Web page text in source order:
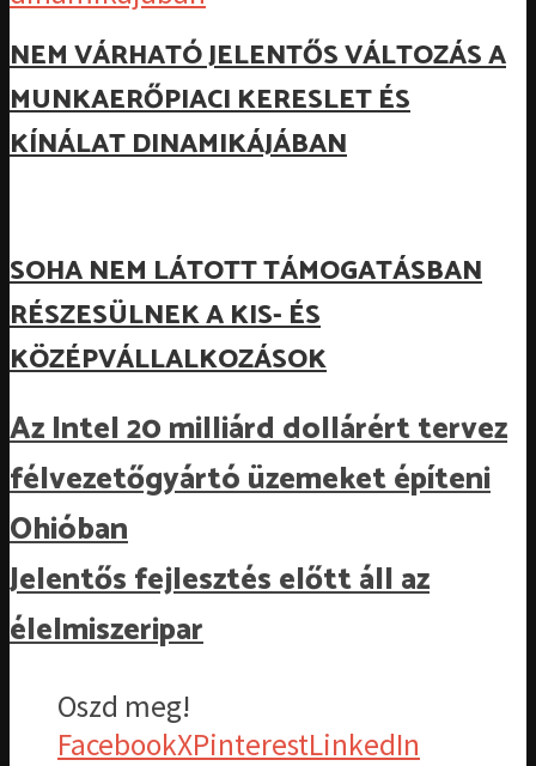
NEM VÁRHATÓ JELENTŐS VÁLTOZÁS A
MUNKAERŐPIACI KERESLET ÉS
KÍNÁLAT DINAMIKÁJÁBAN
SOHA NEM LÁTOTT TÁMOGATÁSBAN
RÉSZESÜLNEK A KIS- ÉS
KÖZÉPVÁLLALKOZÁSOK
Az Intel 20 milliárd dollárért tervez
félvezetőgyártó üzemeket építeni
Ohióban
Jelentős fejlesztés előtt áll az
élelmiszeripar
Oszd meg!
FacebookXPinterestLinkedIn